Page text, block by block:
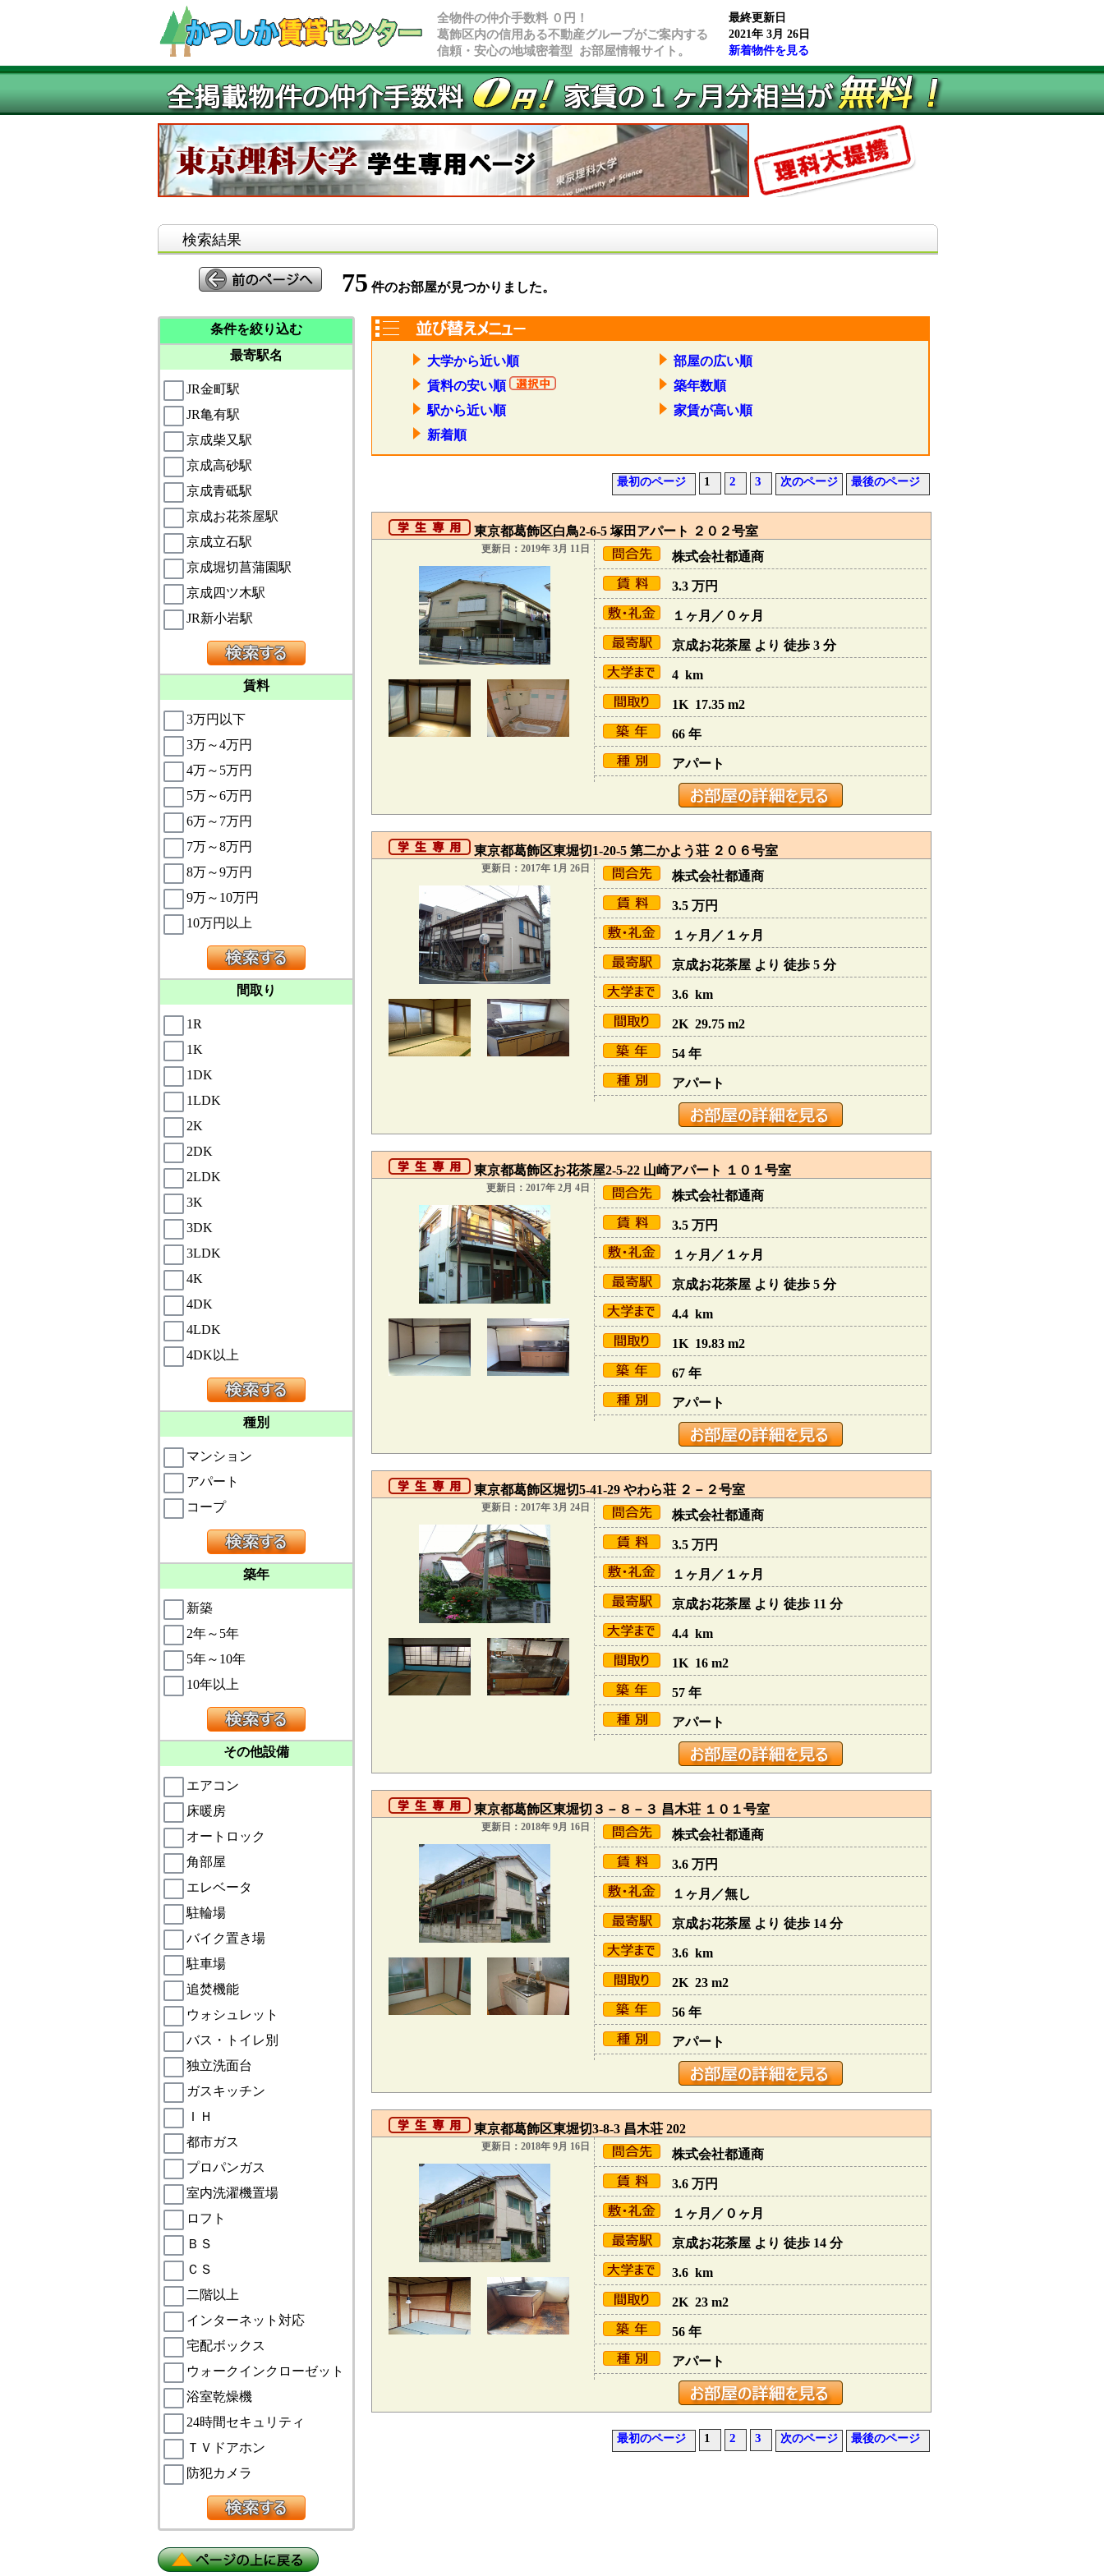
全物件の仲介手数料 ０円！
葛飾区内の信用ある不動産グループがご案内する
信頼・安心の地域密着型 お部屋情報サイト。
最終更新日
2021年 3月 26日
新着物件を見る
検索結果
75 件のお部屋が見つかりました。
条件を絞り込む
最寄駅名
JR金町駅
JR亀有駅
京成柴又駅
京成高砂駅
京成青砥駅
京成お花茶屋駅
京成立石駅
京成堀切菖蒲園駅
京成四ツ木駅
JR新小岩駅
賃料
3万円以下
3万～4万円
4万～5万円
5万～6万円
6万～7万円
7万～8万円
8万～9万円
9万～10万円
10万円以上
間取り
1R
1K
1DK
1LDK
2K
2DK
2LDK
3K
3DK
3LDK
4K
4DK
4LDK
4DK以上
種別
マンション
アパート
コープ
築年
新築
2年～5年
5年～10年
10年以上
その他設備
エアコン
床暖房
オートロック
角部屋
エレベータ
駐輪場
バイク置き場
駐車場
追焚機能
ウォシュレット
バス・トイレ別
独立洗面台
ガスキッチン
ＩＨ
都市ガス
プロパンガス
室内洗濯機置場
ロフト
ＢＳ
ＣＳ
二階以上
インターネット対応
宅配ボックス
ウォークインクローゼット
浴室乾燥機
24時間セキュリティ
ＴＶドアホン
防犯カメラ
大学から近い順
賃料の安い順
駅から近い順
新着順
部屋の広い順
築年数順
家賃が高い順
最初のページ 1 2 3 次のページ 最後のページ
東京都葛飾区白鳥2-6-5 塚田アパート ２０２号室
更新日：2019年 3月 11日
株式会社都通商
3.3 万円
１ヶ月／０ヶ月
京成お花茶屋 より 徒歩 3 分
4 km
1K 17.35 m2
66 年
アパート
東京都葛飾区東堀切1-20-5 第二かよう荘 ２０６号室
更新日：2017年 1月 26日
株式会社都通商
3.5 万円
１ヶ月／１ヶ月
京成お花茶屋 より 徒歩 5 分
3.6 km
2K 29.75 m2
54 年
アパート
東京都葛飾区お花茶屋2-5-22 山崎アパート １０１号室
更新日：2017年 2月 4日
株式会社都通商
3.5 万円
１ヶ月／１ヶ月
京成お花茶屋 より 徒歩 5 分
4.4 km
1K 19.83 m2
67 年
アパート
東京都葛飾区堀切5-41-29 やわら荘 ２－２号室
更新日：2017年 3月 24日
株式会社都通商
3.5 万円
１ヶ月／１ヶ月
京成お花茶屋 より 徒歩 11 分
4.4 km
1K 16 m2
57 年
アパート
東京都葛飾区東堀切３－８－３ 昌木荘 １０１号室
更新日：2018年 9月 16日
株式会社都通商
3.6 万円
１ヶ月／無し
京成お花茶屋 より 徒歩 14 分
3.6 km
2K 23 m2
56 年
アパート
東京都葛飾区東堀切3-8-3 昌木荘 202
更新日：2018年 9月 16日
株式会社都通商
3.6 万円
１ヶ月／０ヶ月
京成お花茶屋 より 徒歩 14 分
3.6 km
2K 23 m2
56 年
アパート
最初のページ 1 2 3 次のページ 最後のページ